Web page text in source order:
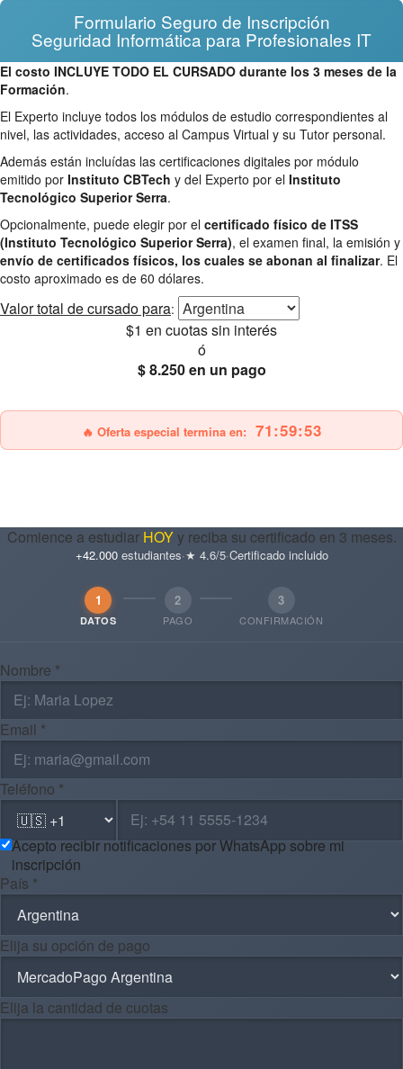
Formulario Seguro de Inscripción
Seguridad Informática para Profesionales IT
El costo INCLUYE TODO EL CURSADO durante los 3 meses de la
Formación.
El Experto incluye todos los módulos de estudio correspondientes al
nivel, las actividades, acceso al Campus Virtual y su Tutor personal.
Además están incluídas las certificaciones digitales por módulo
emitido por Instituto CBTech y del Experto por el Instituto
Tecnológico Superior Serra.
Opcionalmente, puede elegir por el certificado físico de ITSS
(Instituto Tecnológico Superior Serra), el examen final, la emisión y
envío de certificados físicos, los cuales se abonan al finalizar. El
costo aproximado es de 60 dólares.
Valor total de cursado para:
$1 en cuotas sin interés
ó
$ 8.250en un pago
🔥 Oferta especial termina en: 71:59:52
Comience a estudiar HOYy reciba su certificado en 3 meses.
+42.000estudiantes·★ 4.6/5·Certificado incluido
1
DATOS
2
PAGO
3
CONFIRMACIÓN
Nombre *
Email *
Teléfono *
Acepto recibir notificaciones por WhatsApp sobre mi
inscripción
País *
Elija su opción de pago
Elija la cantidad de cuotas